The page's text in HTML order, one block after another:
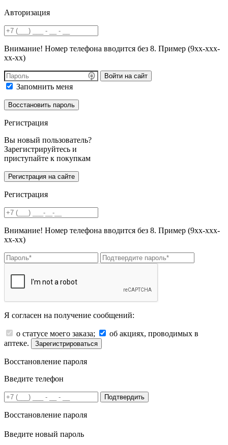
Авторизация
Внимание! Номер телефона вводится без 8. Пример (9хх-ххх-
хх-хх)
Войти на сайт
Запомнить меня
Регистрация
Вы новый пользователь?
Зарегистрируйтесь и
приступайте к покупкам
Регистрация
Внимание! Номер телефона вводится без 8. Пример (9хх-ххх-
хх-хх)
Я согласен на получение сообщений:
о статусе моего заказа;
об акциях, проводимых в
аптеке.
Зарегистрироваться
Восстановление пароля
Введите телефон
Подтвердить
Восстановление пароля
Введите новый пароль